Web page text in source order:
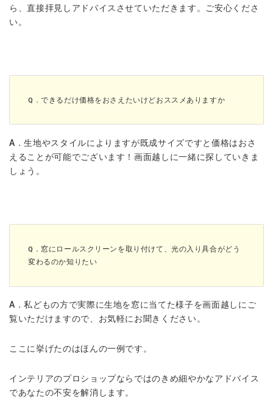
ら、直接拝見しアドバイスさせていただきます。ご安心くださ
い。
Q．できるだけ価格をおさえたいけどおススメありますか
A．生地やスタイルによりますが既成サイズですと価格はおさ
えることが可能でございます！画面越しに一緒に探していきま
しょう。
Q．窓にロールスクリーンを取り付けて、光の入り具合がどう
変わるのか知りたい
A．私どもの方で実際に生地を窓に当てた様子を画面越しにご
覧いただけますので、お気軽にお聞きください。
ここに挙げたのはほんの一例です。
インテリアのプロショップならではのきめ細やかなアドバイス
であなたの不安を解消します。